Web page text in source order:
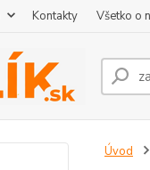
Kontakty Všetko o
Úvod